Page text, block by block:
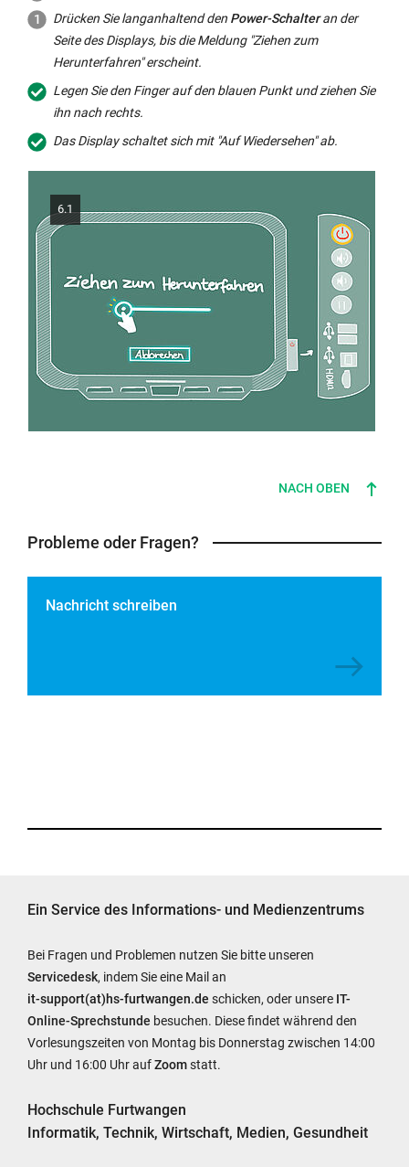
Drücken Sie langanhaltend den Power-Schalteran der
Seite desDisplays, bis die Meldung "Ziehen zum
Herunterfahren" erscheint.
Legen Sie den Finger auf den blauen Punkt und ziehen Sie
ihn nach rechts.
DasDisplayschaltet sich mit "Auf Wiedersehen" ab.
6.1
NACH OBEN
Probleme oder Fragen?
Nachricht schreiben
Ein Service des Informations- und Medienzentrums
Bei Fragen und Problemen nutzen Sie bitte unseren
Servicedesk, indem Sie eine Mail an
it-support(at)hs-furtwangen.de schicken, oder unsere IT-
Online-Sprechstunde besuchen. Diese findet während den
Vorlesungszeiten von Montag bis Donnerstag zwischen 14:00
Uhr und 16:00 Uhr aufZoomstatt.
Hochschule Furtwangen
Informatik, Technik, Wirtschaft, Medien, Gesundheit